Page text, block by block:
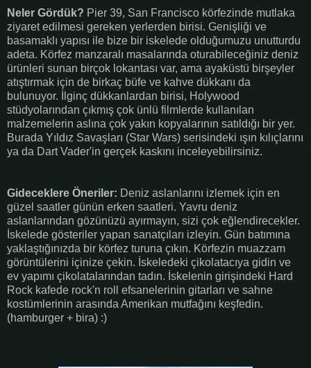
Neler Gördük? Pier 39, San Francisco körfezinde mutlaka
ziyaret edilmesi gereken yerlerden birisi. Genişliği ve
basamaklı yapısı ile bize bir iskelede olduğumuzu unutturdu
adeta. Körfez manzaralı masalarında oturabileceğiniz deniz
ürünleri sunan birçok lokantası var, ama ayaküstü birşeyler
atıştırmak için de birkaç büfe ve kahve dükkanı da
bulunuyor. İlginç dükkanlardan birisi, Holywood
stüdyolarından çıkmış çok ünlü filmlerde kullanılan
malzemelerin aslına çok yakın kopyalarının satıldığı bir yer.
Burada Yıldız Savaşları (Star Wars) serisindeki ışın kılıçlarını
ya da Dart Vader'in gerçek kaskını inceleyebilirsiniz.
Gideceklere Öneriler: Deniz aslanlarını izlemek için en
güzel saatler günün erken saatleri. Yavru deniz
aslanlarından gözünüzü ayırmayın, sizi çok eğlendirecekler.
İskelede gösteriler yapan sanatçıları izleyin. Gün batımına
yaklaştığınızda bir körfez turuna çıkın. Körfezin muazzam
görüntülerini içinize çekin. İskeledeki çikolatacıya gidin ve
ev yapımı çikolatalarından tadın. İskelenin girişindeki Hard
Rock kafede rock'n roll efsanelerinin gitarları ve sahne
kostümlerinin arasında Amerikan mutfağını keşfedin.
(hamburger + bira) :)